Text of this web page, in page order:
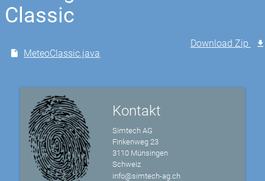
Classic
MeteoClassic.java
Download Zip
Kontakt
Simtech AG
Finkenweg 23
3110 Münsingen
Schweiz
info@simtech-ag.ch